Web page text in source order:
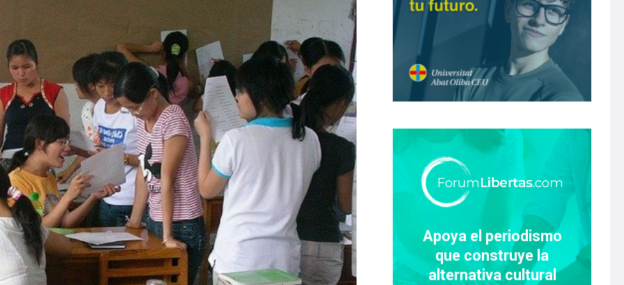
Apoya el periodismo
que construye la
alternativa cultural